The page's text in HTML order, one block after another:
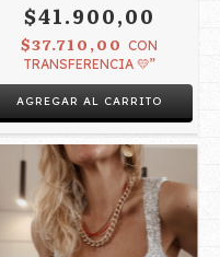
$41.900,00
$37.710,00 CON
TRANSFERENCIA 💛”